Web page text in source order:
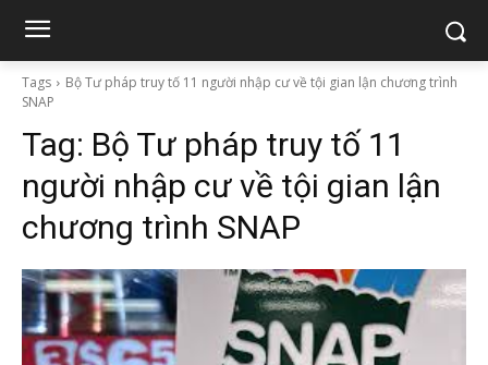
Tags
Bộ Tư pháp truy tố 11 người nhập cư về tội gian lận chương trình
SNAP
Tag: Bộ Tư pháp truy tố 11
người nhập cư về tội gian lận
chương trình SNAP